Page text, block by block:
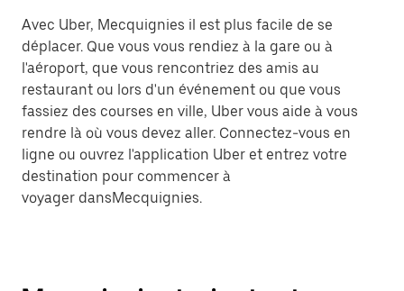
Avec Uber, Mecquignies il est plus facile de se
déplacer. Que vous vous rendiez à la gare ou à
l'aéroport, que vous rencontriez des amis au
restaurant ou lors d'un événement ou que vous
fassiez des courses en ville, Uber vous aide à vous
rendre là où vous devez aller. Connectez-vous en
ligne ou ouvrez l'application Uber et entrez votre
destination pour commencer à
voyager dansMecquignies.